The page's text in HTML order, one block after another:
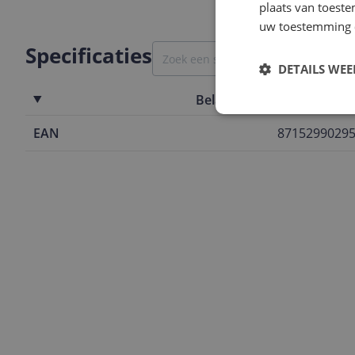
Specificaties
Belangrijkste kenmerken
EAN
plaats van
uw
DETAILS